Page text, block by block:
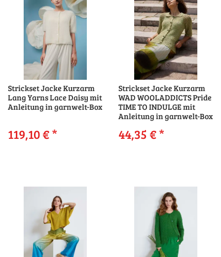
Strickset Jacke Kurzarm
Lang Yarns Lace Daisy mit
Anleitung in garnwelt-Box
119,10 €*
Strickset Jacke Kurzarm
WAD WOOLADDICTS Pride
TIME TO INDULGE mit
Anleitung in garnwelt-Box
44,35 €*